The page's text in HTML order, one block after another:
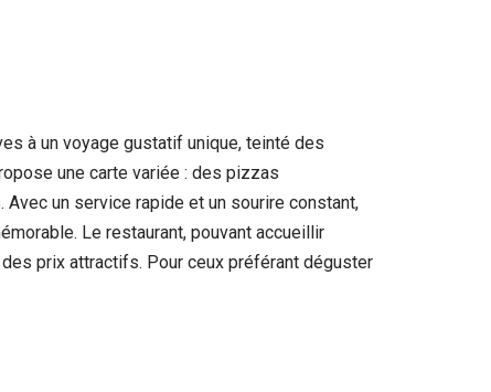
à un voyage gustatif unique, teinté des
une carte variée : des pizzas
un service rapide et un sourire constant,
Le restaurant, pouvant accueillir
prix attractifs. Pour ceux préférant déguster